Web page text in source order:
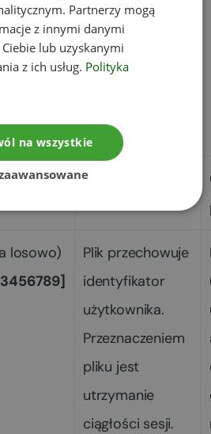
pociągają za sobą skutku
podobny sposób istotnego.
użytkowników.
Przeznaczenie:
losowo)
Plik przechowuje
identyfikator
użytkownika.
Przeznaczeniem
pliku jest
utrzymanie
ciągłości sesji.
Partnerzy mogą
z innymi danymi
lub uzyskanymi
z ich usług. Polityka
na wszystkie